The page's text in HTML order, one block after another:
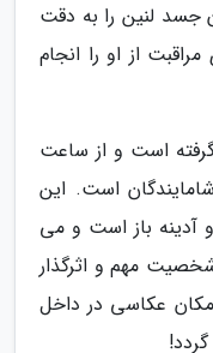
جسد لنین را به دقت
از او را انجام
است و از ساعت
است. این
آدینه باز است و می
مهم و اثرگذار
عکاسی در داخل